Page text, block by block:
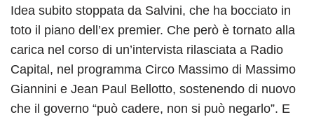
Idea subito stoppata da Salvini, che ha bocciato in
toto il piano dell’ex premier. Che però è tornato alla
carica nel corso di un’intervista rilasciata a Radio
Capital, nel programma Circo Massimo di Massimo
Giannini e Jean Paul Bellotto, sostenendo di nuovo
che il governo “può cadere, non si può negarlo”. E